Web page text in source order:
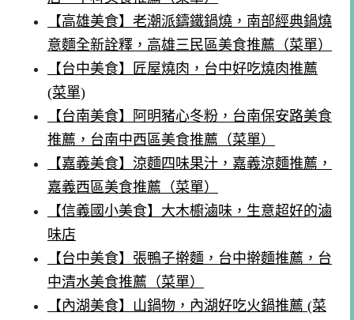
【高雄美食】老潮派鑄鐵鍋燒，南部經典鍋燒
意麵全新詮釋，高雄三民區美食推薦（菜單）
【台中美食】匠屋燒肉，台中好吃燒肉推薦
(菜單)
【台南美食】阿明豬心冬粉，台南保安路美食
推薦，台南中西區美食推薦（菜單）
【嘉義美食】涼麵四味果汁，嘉義涼麵推薦，
嘉義西區美食推薦（菜單）
【信義國小美食】大木櫥滷味，生意超好的滷
味店
【台中美食】張鴨子擀麵，台中擀麵推薦，台
中清水美食推薦（菜單）
【內湖美食】山鍋物，內湖好吃火鍋推薦 (菜